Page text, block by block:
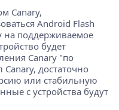
Canary,
Android Flash
на поддерживаемое
будет
Canary "по
достаточно
или стабильную
с устройства будут